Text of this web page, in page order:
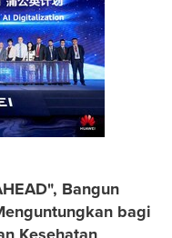
Bangun
bagi